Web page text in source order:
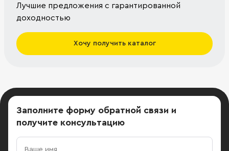
Лучшие предложения с гарантированной
доходностью
Хочу получить каталог
Заполните форму обратной связи и
получите консультацию